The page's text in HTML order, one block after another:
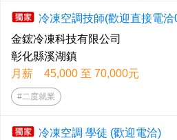
金鋐冷凍科技有限公司
彰化縣溪湖鎮
月薪 45,000 至 70,000元
#二度就業
冷凍空調 學徒 (歡迎電洽)